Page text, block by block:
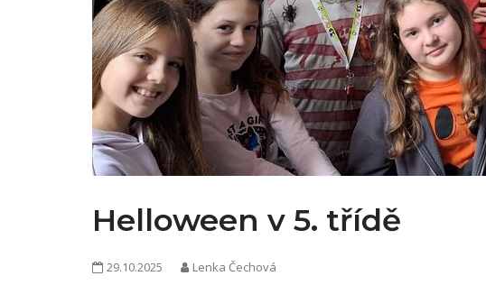
Helloween v 5. třídě
29.10.2025 Lenka Čechová